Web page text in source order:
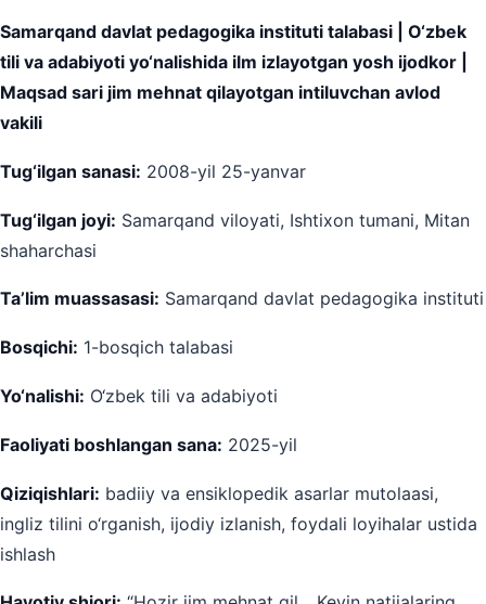
Samarqand davlat pedagogika instituti talabasi | O‘zbek
tili va adabiyoti yo‘nalishida ilm izlayotgan yosh ijodkor |
Maqsad sari jim mehnat qilayotgan intiluvchan avlod
vakili
Tug‘ilgan sanasi: 2008-yil 25-yanvar
Tug‘ilgan joyi: Samarqand viloyati, Ishtixon tumani, Mitan
shaharchasi
Ta’lim muassasasi: Samarqand davlat pedagogika instituti
Bosqichi: 1-bosqich talabasi
Yo‘nalishi: O‘zbek tili va adabiyoti
Faoliyati boshlangan sana: 2025-yil
Qiziqishlari: badiiy va ensiklopedik asarlar mutolaasi,
ingliz tilini o‘rganish, ijodiy izlanish, foydali loyihalar ustida
ishlash